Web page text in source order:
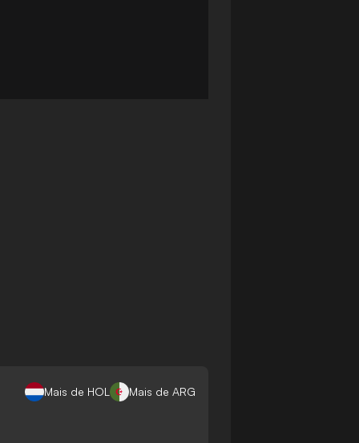
Mais de HOL Mais de ARG